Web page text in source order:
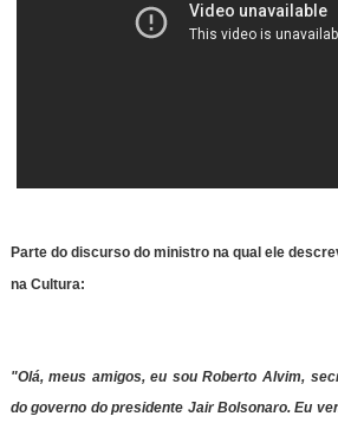
Parte do discurso do ministro na qual ele
na Cultura:
"Olá, meus amigos, eu sou Roberto Alvim,
do governo do presidente Jair Bolsonaro. Eu